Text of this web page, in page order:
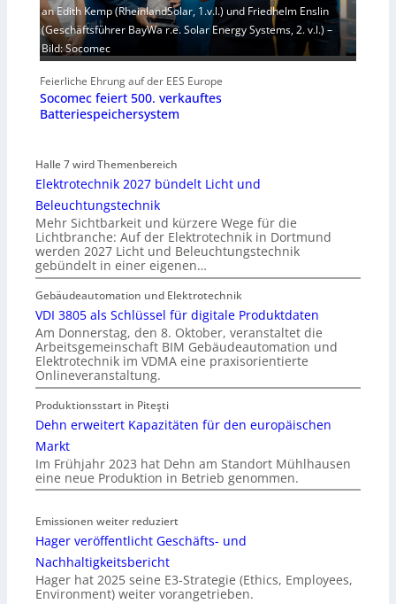
an Edith Kemp (RheinlandSolar, 1.v.l.) und Friedhelm Enslin
(Geschäftsführer BayWa r.e. Solar Energy Systems, 2. v.l.) –
Bild: Socomec
Feierliche Ehrung auf der EES Europe
Socomec feiert 500. verkauftes
Batteriespeichersystem
Halle 7 wird Themenbereich
Elektrotechnik 2027 bündelt Licht und
Beleuchtungstechnik
Mehr Sichtbarkeit und kürzere Wege für die
Lichtbranche: Auf der Elektrotechnik in Dortmund
werden 2027 Licht und Beleuchtungstechnik
gebündelt in einer eigenen…
Gebäudeautomation und Elektrotechnik
VDI 3805 als Schlüssel für digitale Produktdaten
Am Donnerstag, den 8. Oktober, veranstaltet die
Arbeitsgemeinschaft BIM Gebäudeautomation und
Elektrotechnik im VDMA eine praxisorientierte
Onlineveranstaltung.
Produktionsstart in Piteşti
Dehn erweitert Kapazitäten für den europäischen
Markt
Im Frühjahr 2023 hat Dehn am Standort Mühlhausen
eine neue Produktion in Betrieb genommen.
Emissionen weiter reduziert
Hager veröffentlicht Geschäfts- und
Nachhaltigkeitsbericht
Hager hat 2025 seine E3-Strategie (Ethics, Employees,
Environment) weiter vorangetrieben.